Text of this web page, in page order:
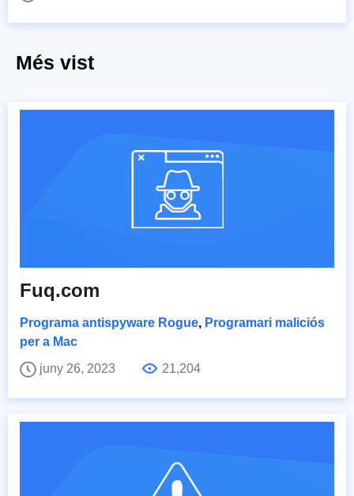
Més vist
Fuq.com
Programa antispyware Rogue, Programari maliciós
per a Mac
juny 26, 2023
21,204